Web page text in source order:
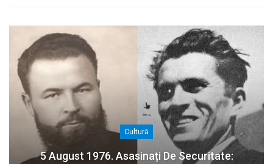
Cultură
5 August 1976. Asasinați De Securitate: